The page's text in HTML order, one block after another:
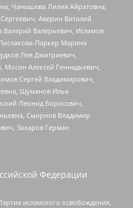
Чанышева Лилия Айратовна,
Аверин Виталий
Валерьевич, Исламов
Паркер Марина
Лев Дмитриевич,
Алексей Геннадьевич,
Сергей Владимирович,
Шуманов Илья
Леонид Борисович,
Смирнов Владимир
Захаров Герман
Федерации
исламского освобождения,